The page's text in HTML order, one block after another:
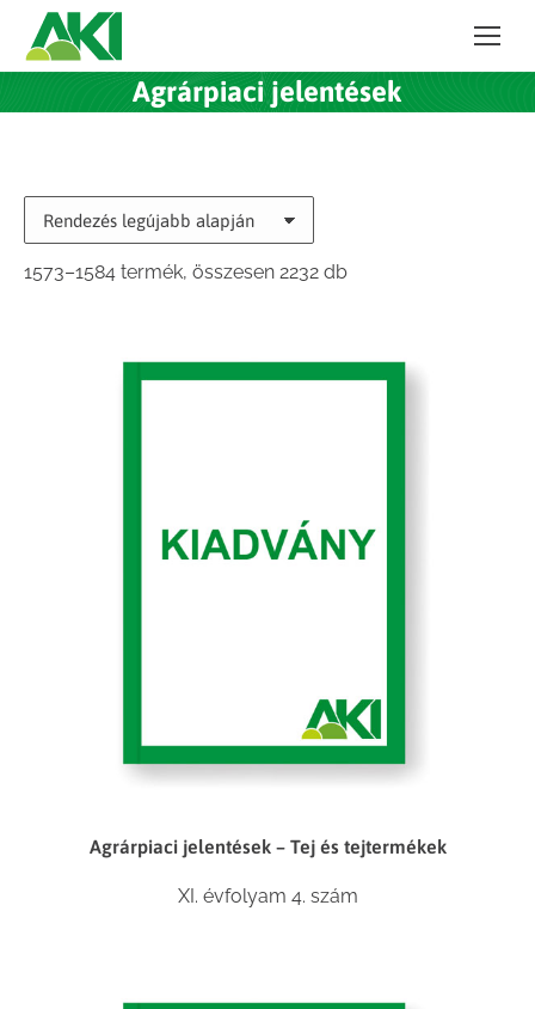
Agrárpiaci jelentések
1573–1584 termék, összesen 2232 dbSorted
Agrárpiaci jelentések – Tej és tejtermékek
XI. évfolyam 4. szám